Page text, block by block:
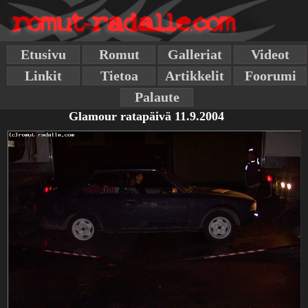
Etusivu Romut Galleriat
Videot
Linkit
Tietoa Artikkelit
Foorumi
Palaute
Glamour ratapäivä 11.9.2004